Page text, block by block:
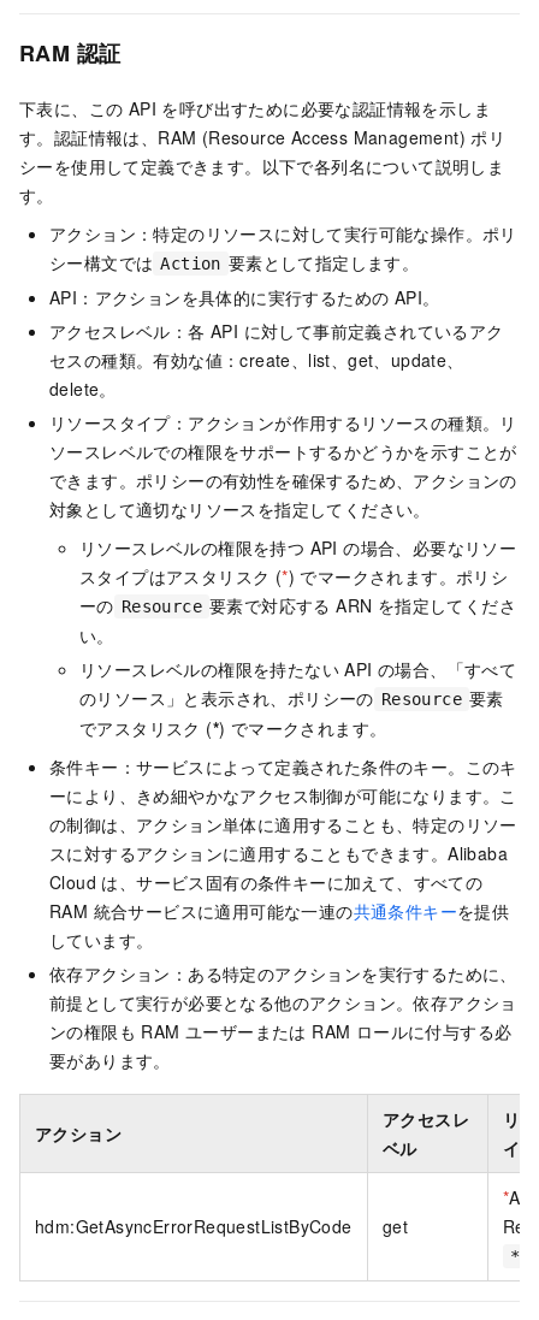
RAM 認証
下表に、この API を呼び出すために必要な認証情報を示しま
す。認証情報は、RAM (Resource Access Management) ポリ
シーを使用して定義できます。以下で各列名について説明しま
す。
アクション：特定のリソースに対して実行可能な操作。ポリ
シー構文では Action 要素として指定します。
API：アクションを具体的に実行するための API。
アクセスレベル：各 API に対して事前定義されているアク
セスの種類。有効な値：create、list、get、update、
delete。
リソースタイプ：アクションが作用するリソースの種類。リ
ソースレベルでの権限をサポートするかどうかを示すことが
できます。ポリシーの有効性を確保するため、アクションの
対象として適切なリソースを指定してください。
リソースレベルの権限を持つ API の場合、必要なリソー
スタイプはアスタリスク (*) でマークされます。ポリシ
ーの Resource 要素で対応する ARN を指定してくださ
い。
リソースレベルの権限を持たない API の場合、「すべて
のリソース」と表示され、ポリシーの Resource 要素
でアスタリスク (*) でマークされます。
条件キー：サービスによって定義された条件のキー。このキ
ーにより、きめ細やかなアクセス制御が可能になります。こ
の制御は、アクション単体に適用することも、特定のリソー
スに対するアクションに適用することもできます。Alibaba
Cloud は、サービス固有の条件キーに加えて、すべての
RAM 統合サービスに適用可能な一連の共通条件キーを提供
しています。
依存アクション：ある特定のアクションを実行するために、
前提として実行が必要となる他のアクション。依存アクショ
ンの権限も RAM ユーザーまたは RAM ロールに付与する必
要があります。
アクション
アクセスレ
ベル
リ
イプ
hdm:GetAsyncErrorRequestListByCode get
*All
*